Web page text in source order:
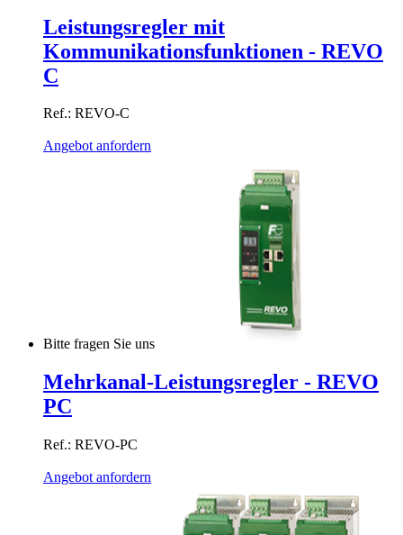
Leistungsregler mit
Kommunikationsfunktionen - REVO
C
Ref.: REVO-C
Angebot anfordern
Bitte fragen Sie uns
Mehrkanal-Leistungsregler - REVO
PC
Ref.: REVO-PC
Angebot anfordern